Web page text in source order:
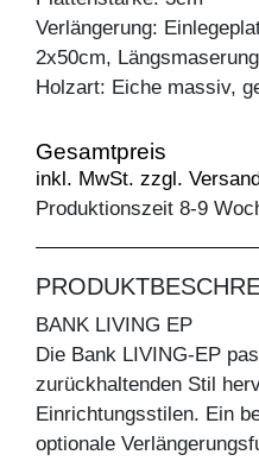
Verlängerung:
2x50cm, Längsmaserung
Holzart: Eiche massiv,
Gesamtpreis
inkl. MwSt. zzgl.
Produktionszeit 8-9
BANK LIVING EP
Die Bank LIVING-EP
zurückhaltenden Stil
Einrichtungsstilen. Ein
optionale